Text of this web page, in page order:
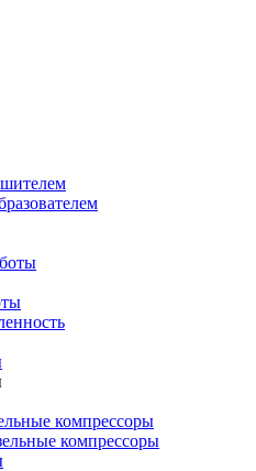
компрессоры
компрессоры